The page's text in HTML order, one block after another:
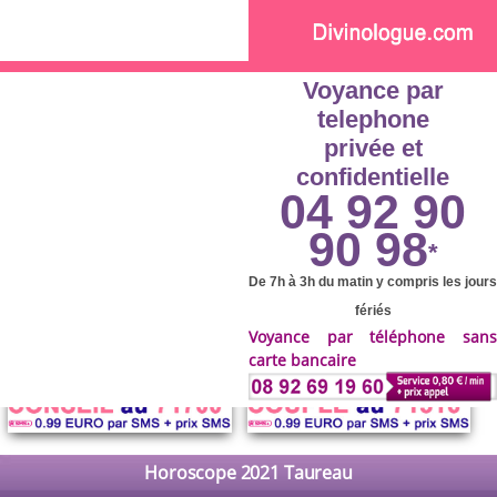
Voyance par
telephone
privée et
confidentielle
04 92 90
90 98*
De 7h à 3h du matin y compris les jours
fériés
Voyance par téléphone sans
carte bancaire
Horoscope 2021 Taureau